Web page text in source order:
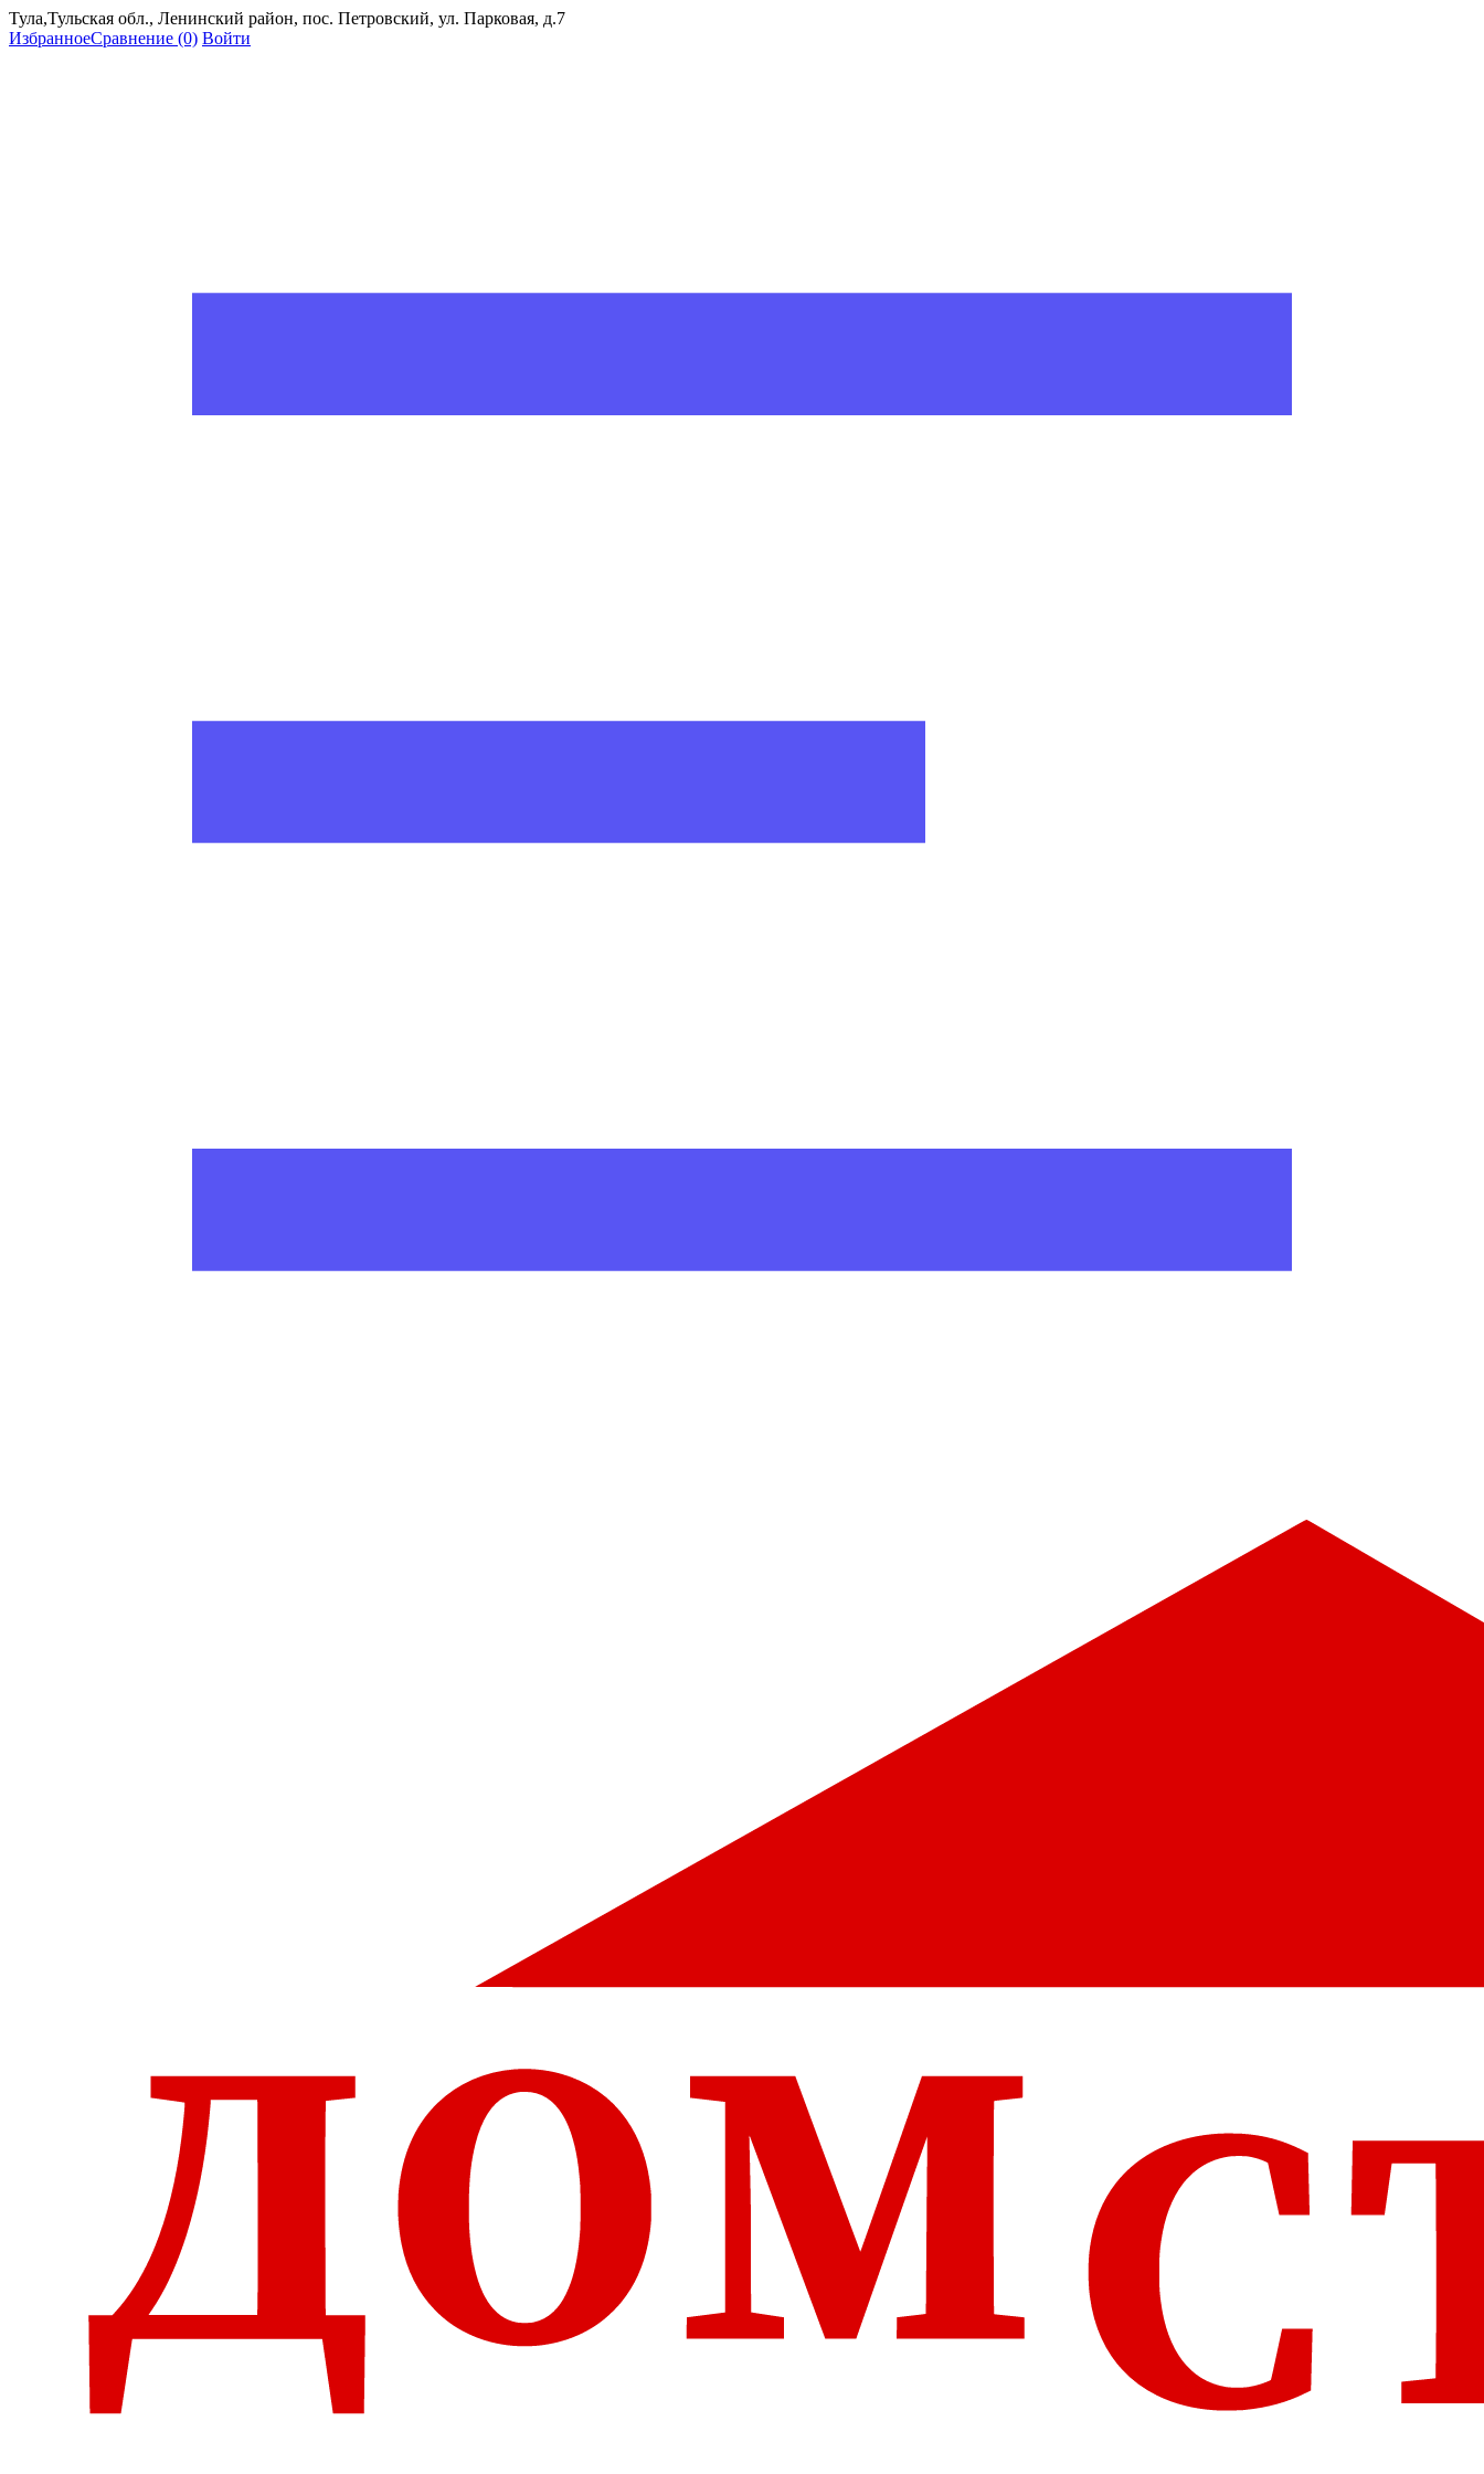
Тула,Тульская обл., Ленинский район, пос. Петровский, ул. Парковая, д.7
ИзбранноеСравнение (0) Войти